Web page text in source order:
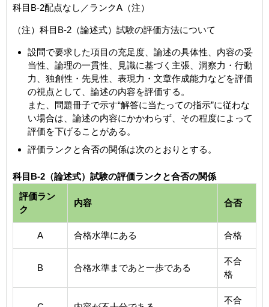
科目B-2配点なし／ランクA（注）
（注）科目B-2（論述式）試験の評価方法について
設問で要求した項目の充足度、論述の具体性、内容の妥
当性、論理の一貫性、見識に基づく主張、洞察力・行動
力、独創性・先見性、表現力・文章作成能力などを評価
の視点として、論述の内容を評価する。
また、問題冊子で示す“解答に当たっての指示”に従わな
い場合は、論述の内容にかかわらず、その程度によって
評価を下げることがある。
評価ランクと合否の関係は次のとおりとする。
科目B-2（論述式）試験の評価ランクと合否の関係
評価ラン
ク
内容 合否
A 合格水準にある 合格
B 合格水準まであと一歩である
不合
格
不合